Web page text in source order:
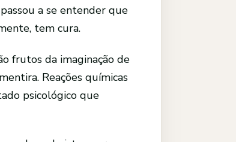
a se entender que
tem cura.
frutos da imaginação de
Reações químicas
psicológico que